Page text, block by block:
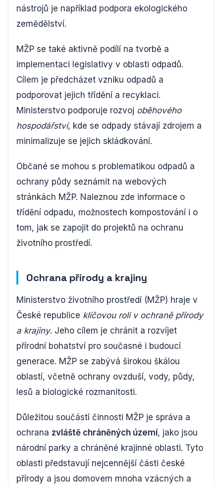
nástrojů je například podpora ekologického
zemědělství.
MŽP se také aktivně podílí na tvorbě a
implementaci legislativy v oblasti odpadů.
Cílem je předcházet vzniku odpadů a
podporovat jejich třídění a recyklaci.
Ministerstvo podporuje rozvoj oběhového
hospodářství, kde se odpady stávají zdrojem a
minimalizuje se jejich skládkování.
Občané se mohou s problematikou odpadů a
ochrany půdy seznámit na webových
stránkách MŽP. Naleznou zde informace o
třídění odpadu, možnostech kompostování i o
tom, jak se zapojit do projektů na ochranu
životního prostředí.
Ochrana přírody a krajiny
Ministerstvo životního prostředí (MŽP) hraje v
České republice klíčovou roli v ochraně přírody
a krajiny. Jeho cílem je chránit a rozvíjet
přírodní bohatství pro současné i budoucí
generace. MŽP se zabývá širokou škálou
oblastí, včetně ochrany ovzduší, vody, půdy,
lesů a biologické rozmanitosti.
Důležitou součástí činnosti MŽP je správa a
ochrana zvláště chráněných území, jako jsou
národní parky a chráněné krajinné oblasti. Tyto
oblasti představují nejcennější části české
přírody a jsou domovem mnoha vzácných a